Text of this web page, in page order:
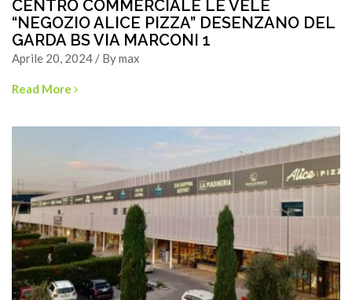
CENTRO COMMERCIALE LE VELE
“NEGOZIO ALICE PIZZA” DESENZANO DEL
GARDA BS VIA MARCONI 1
Aprile 20, 2024 / By max
Read More